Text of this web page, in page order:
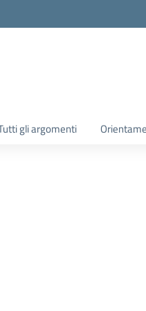
gli argomenti